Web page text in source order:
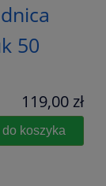
50
119,00 zł
do koszyka